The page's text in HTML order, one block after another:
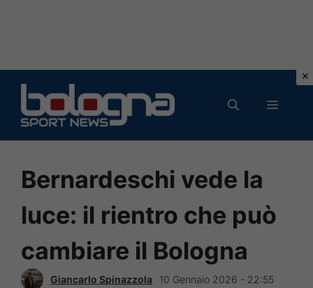
contenuto
MENU
Bernardeschi vede la
luce: il rientro che può
cambiare il Bologna
Giancarlo Spinazzola 10 Gennaio 2026 - 22:55